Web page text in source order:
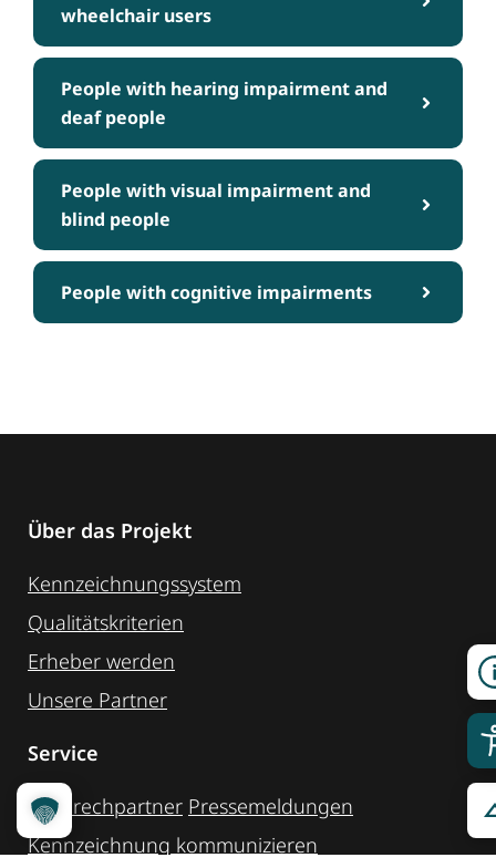
wheelchair users
People with hearing impairment and
deaf people
People with visual impairment and
blind people
People with cognitive impairments
Über das Projekt
Kennzeichnungssystem
Qualitätskriterien
Erheber werden
Unsere Partner
Service
Ansprechpartner Pressemeldungen
Kennzeichnung ­kommunizieren